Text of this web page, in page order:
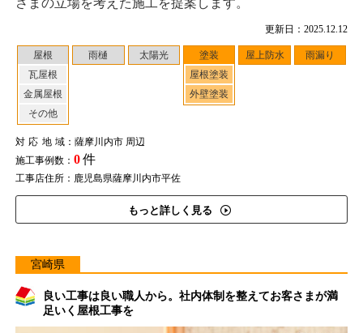
更新日：2025.12.12
屋根
瓦屋根
金属屋根
その他
雨樋 太陽光
塗装
屋根塗装
外壁塗装
屋上防水 雨漏り
対応地域：薩摩川内市 周辺
施工事例数： 0件
工事店住所：鹿児島県薩摩川内市平佐
もっと詳しく見る
さまの立場を考えた施工を提案します。
宮崎県
良い工事は良い職人から。社内体制を整えてお客さまが満
足いく屋根工事を